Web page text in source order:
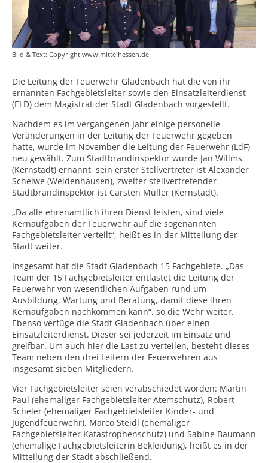
Bild & Text: Copyright www.mittelhessen.de
Die Leitung der Feuerwehr Gladenbach hat die von ihr
ernannten Fachgebietsleiter sowie den Einsatzleiterdienst
(ELD) dem Magistrat der Stadt Gladenbach vorgestellt.
Nachdem es im vergangenen Jahr einige personelle
Veränderungen in der Leitung der Feuerwehr gegeben
hatte, wurde im November die Leitung der Feuerwehr (LdF)
neu gewählt. Zum Stadtbrandinspektor wurde Jan Willms
(Kernstadt) ernannt, sein erster Stellvertreter ist Alexander
Scheiwe (Weidenhausen), zweiter stellvertretender
Stadtbrandinspektor ist Carsten Müller (Kernstadt).
„Da alle ehrenamtlich ihren Dienst leisten, sind viele
Kernaufgaben der Feuerwehr auf die sogenannten
Fachgebietsleiter verteilt“, heißt es in der Mitteilung der
Stadt weiter.
Insgesamt hat die Stadt Gladenbach 15 Fachgebiete. „Das
Team der 15 Fachgebietsleiter entlastet die Leitung der
Feuerwehr von wesentlichen Aufgaben rund um
Ausbildung, Wartung und Beratung, damit diese ihren
Kernaufgaben nachkommen kann“, so die Wehr weiter.
Ebenso verfüge die Stadt Gladenbach über einen
Einsatzleiterdienst. Dieser sei jederzeit im Einsatz und
greifbar. Um auch hier die Last zu verteilen, besteht dieses
Team neben den drei Leitern der Feuerwehren aus
insgesamt sieben Mitgliedern.
Vier Fachgebietsleiter seien verabschiedet worden: Martin
Paul (ehemaliger Fachgebietsleiter Atemschutz), Robert
Scheler (ehemaliger Fachgebietsleiter Kinder- und
Jugendfeuerwehr), Marco Steidl (ehemaliger
Fachgebietsleiter Katastrophenschutz) und Sabine Baumann
(ehemalige Fachgebietsleiterin Bekleidung), heißt es in der
Mitteilung der Stadt abschließend.